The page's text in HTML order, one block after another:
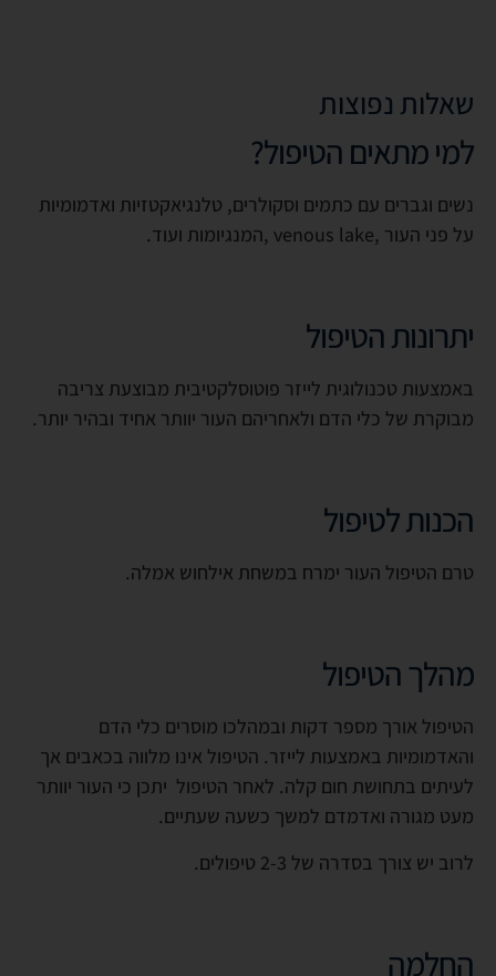
שאלות נפוצות
למי מתאים הטיפול?
נשים וגברים עם כתמים וסקולרים, טלנגיאקטזיות ואדמומיות
על פני העור , venous lake,המנגיומות ועוד.
יתרונות הטיפול
באמצעות טכנולוגית לייזר פוטוסלקטיבית מבוצעת צריבה
מבוקרת של כלי הדם ולאחריהם העור יוותר אחיד ובהיר יותר.
הכנות לטיפול
טרם הטיפול העור ימרח במשחת אילחוש אמלה.
מהלך הטיפול
הטיפול אורך מספר דקות ובמהלכו מוסרים כלי הדם
והאדמומיות באמצעות לייזר. הטיפול אינו מלווה בכאבים אך
לעיתים בתחושת חום קלה. לאחר הטיפול יתכן כי העור יוותר
מעט מגורה ואדמדם למשך כשעה שעתיים.
לרוב יש צורך בסדרה של 2-3 טיפולים
.
החלמה